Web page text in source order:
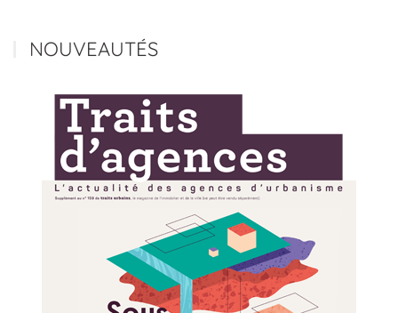
NOUVEAUTÉS